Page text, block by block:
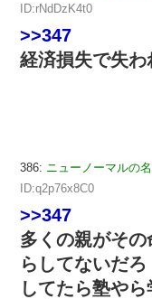
ID:rNdDzK4t0
>>347
経済損失で失わ
386: ニューノーマルの
ID:q2p76x8C0
>>347
多くの親がそ
らしてないだろ
してたら塾や